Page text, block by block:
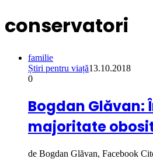
conservatori
familie
Știri pentru viață13.10.2018
0
Bogdan Glăvan:
majoritate
de Bogdan Glăvan, Facebook